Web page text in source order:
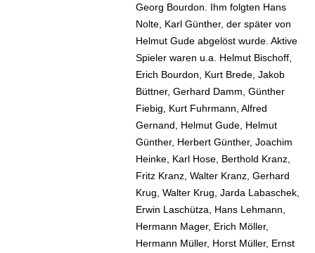
Georg Bourdon. Ihm folgten Hans
Nolte, Karl Günther, der später von
Helmut Gude abgelöst wurde. Aktive
Spieler waren u.a. Helmut Bischoff,
Erich Bourdon, Kurt Brede, Jakob
Büttner, Gerhard Damm, Günther
Fiebig, Kurt Fuhrmann, Alfred
Gernand, Helmut Gude, Helmut
Günther, Herbert Günther, Joachim
Heinke, Karl Hose, Berthold Kranz,
Fritz Kranz, Walter Kranz, Gerhard
Krug, Walter Krug, Jarda Labaschek,
Erwin Laschütza, Hans Lehmann,
Hermann Mager, Erich Möller,
Hermann Müller, Horst Müller, Ernst